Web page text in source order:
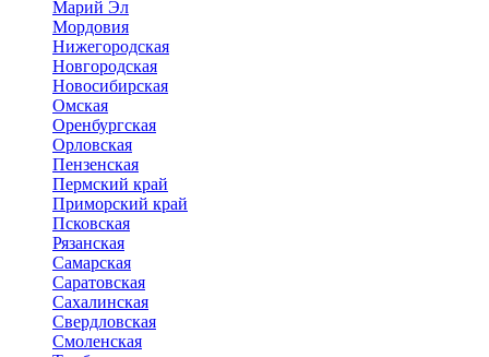
Марий Эл
Мордовия
Нижегородская
Новгородская
Новосибирская
Омская
Оренбургская
Орловская
Пензенская
Пермский край
Приморский край
Псковская
Рязанская
Самарская
Саратовская
Сахалинская
Свердловская
Смоленская